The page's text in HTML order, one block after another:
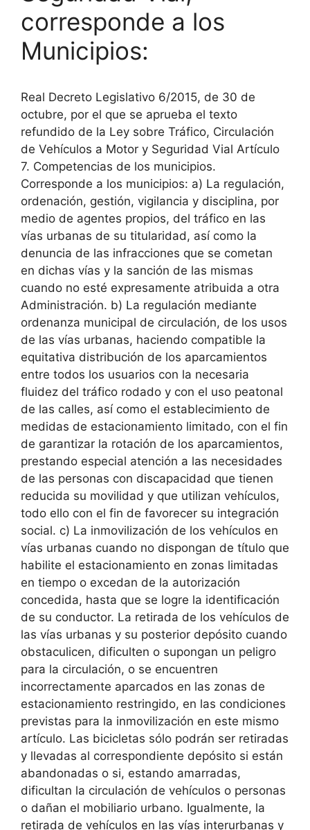
corresponde a los
Municipios:
Real Decreto Legislativo 6/2015, de 30 de
octubre, por el que se aprueba el texto
refundido de la Ley sobre Tráfico, Circulación
de Vehículos a Motor y Seguridad Vial Artículo
7. Competencias de los municipios.
Corresponde a los municipios: a) La regulación,
ordenación, gestión, vigilancia y disciplina, por
medio de agentes propios, del tráfico en las
vías urbanas de su titularidad, así como la
denuncia de las infracciones que se cometan
en dichas vías y la sanción de las mismas
cuando no esté expresamente atribuida a otra
Administración. b) La regulación mediante
ordenanza municipal de circulación, de los usos
de las vías urbanas, haciendo compatible la
equitativa distribución de los aparcamientos
entre todos los usuarios con la necesaria
fluidez del tráfico rodado y con el uso peatonal
de las calles, así como el establecimiento de
medidas de estacionamiento limitado, con el fin
de garantizar la rotación de los aparcamientos,
prestando especial atención a las necesidades
de las personas con discapacidad que tienen
reducida su movilidad y que utilizan vehículos,
todo ello con el fin de favorecer su integración
social. c) La inmovilización de los vehículos en
vías urbanas cuando no dispongan de título que
habilite el estacionamiento en zonas limitadas
en tiempo o excedan de la autorización
concedida, hasta que se logre la identificación
de su conductor. La retirada de los vehículos de
las vías urbanas y su posterior depósito cuando
obstaculicen, dificulten o supongan un peligro
para la circulación, o se encuentren
incorrectamente aparcados en las zonas de
estacionamiento restringido, en las condiciones
previstas para la inmovilización en este mismo
artículo. Las bicicletas sólo podrán ser retiradas
y llevadas al correspondiente depósito si están
abandonadas o si, estando amarradas,
dificultan la circulación de vehículos o personas
o dañan el mobiliario urbano. Igualmente, la
retirada de vehículos en las vías interurbanas y